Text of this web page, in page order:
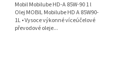
Mobil Mobilube HD-A 85W-90 1 l
Olej MOBIL Mobilube HD A 85W90-
1L • Vysoce výkonné víceúčelové
převodové oleje...